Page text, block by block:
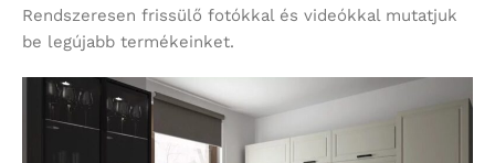
Rendszeresen frissülő fotókkal és videókkal mutatjuk
be legújabb termékeinket.